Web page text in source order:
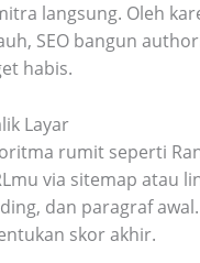
langsung. Oleh
SEO bangun
habis.
Layar
rumit seperti
via sitemap atau
dan paragraf
skor akhir.